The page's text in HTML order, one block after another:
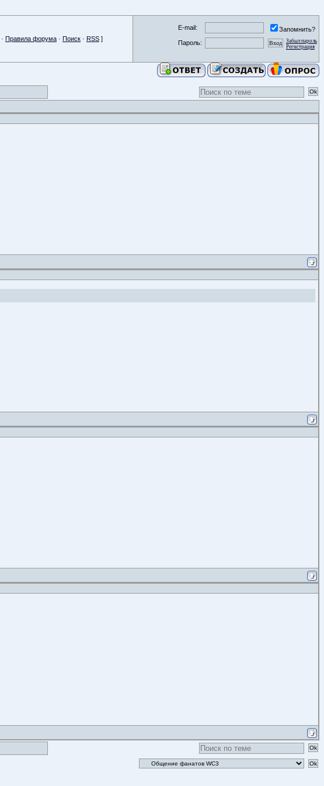
· Правила форума · Поиск · RSS ]
E-mail:
Запомнить?
Пароль:
Забыл пароль
Регистрация